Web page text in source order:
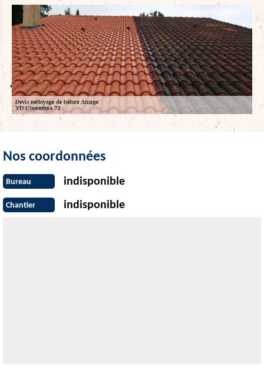
Nos coordonnées
Bureau indisponible
Chantier indisponible